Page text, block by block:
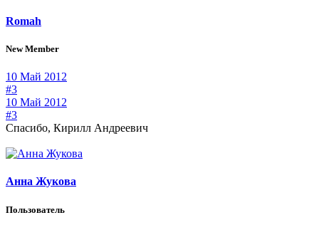
Romah
New Member
10 Май 2012
#3
10 Май 2012
#3
Спасибо, Кирилл Андреевич
Анна Жукова
Пользователь